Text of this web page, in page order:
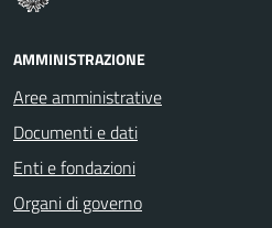
AMMINISTRAZIONE
Aree amministrative
Documenti e dati
Enti e fondazioni
Organi di governo